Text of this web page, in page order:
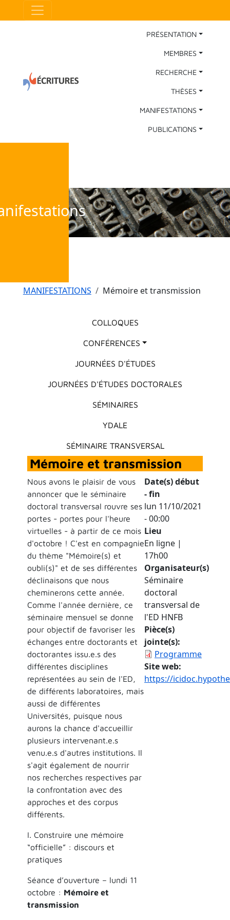
Aller au contenu principal
Main Navigation
PRÉSENTATION
MEMBRES
RECHERCHE
THÈSES
MANIFESTATIONS
PUBLICATIONS
Fil d'Ariane
MANIFESTATIONS Mémoire et transmission
Menu principalCOLLOQUES
CONFÉRENCES
JOURNÉES D'ÉTUDES
JOURNÉES D'ÉTUDES DOCTORALES
SÉMINAIRES
YDALE
SÉMINAIRE TRANSVERSAL
Mémoire et transmission
Nous avons le plaisir de vous
annoncer que le séminaire
doctoral transversal rouvre ses
portes - portes pour l'heure
virtuelles - à partir de ce mois
d'octobre ! C'est en compagnie
du thème "Mémoire(s) et
oubli(s)" et de ses différentes
déclinaisons que nous
cheminerons cette année.
Comme l'année dernière, ce
séminaire mensuel se donne
pour objectif de favoriser les
échanges entre doctorants et
doctorantes issu.e.s des
différentes disciplines
représentées au sein de l'ED,
de différents laboratoires, mais
aussi de différentes
Universités, puisque nous
aurons la chance d'accueillir
plusieurs intervenant.e.s
venu.e.s d'autres institutions. Il
s'agit également de nourrir
nos recherches respectives par
la confrontation avec des
approches et des corpus
différents.
I. Construire une mémoire
“officielle” : discours et
pratiques
Séance d’ouverture – lundi 11
octobre : Mémoire et
transmission
Date(s) début
- fin
lun 11/10/2021
- 00:00
Lieu
En ligne |
17h00
Organisateur(s)
Séminaire
doctoral
transversal de
l'ED HNFB
Pièce(s)
jointe(s)
Programme
Site web
https://
Panneau de gestion des cookies